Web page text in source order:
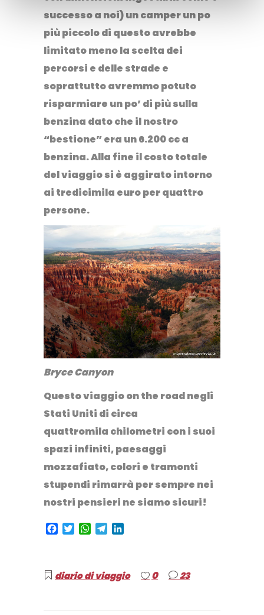
successo a noi) un camper un po
più piccolo di questo avrebbe
limitato meno la scelta dei
percorsi e delle strade e
soprattutto avremmo potuto
risparmiare un po’ di più sulla
benzina dato che il nostro
“bestione” era un 6.200 cc a
benzina. Alla fine il costo totale
del viaggio si è aggirato intorno
ai tredicimila euro per quattro
persone.
Bryce Canyon
Questo viaggio on the road negli
Stati Uniti di circa
quattromila chilometri con i suoi
spazi infiniti, paesaggi
mozzafiato, colori e tramonti
stupendi rimarrà per sempre nei
nostri pensieri ne siamo sicuri!
Facebook
TwitterWhatsApp
Telegram
diario di viaggio 0 23